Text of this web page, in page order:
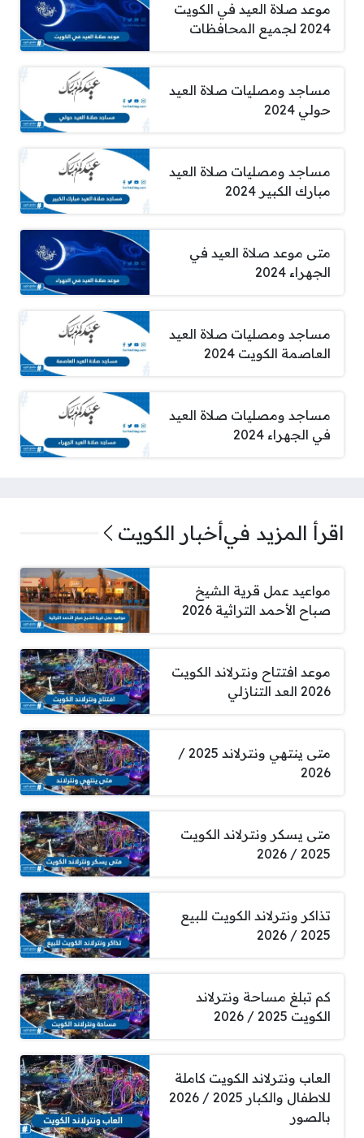
موعد صلاة العيد في الكويت
2024 لجميع المحافظات
مساجد ومصليات صلاة العيد
حولي 2024
مساجد ومصليات صلاة العيد
مبارك الكبير 2024
متى موعد صلاة العيد في
الجهراء 2024
مساجد ومصليات صلاة العيد
العاصمة الكويت 2024
مساجد ومصليات صلاة العيد
في الجهراء 2024
اقرأ المزيد فيأخبار الكويت
مواعيد عمل قرية الشيخ
صباح الأحمد التراثية 2026
موعد افتتاح ونترلاند الكويت
2026 العد التنازلي
متى ينتهي ونترلاند 2025 /
2026
متى يسكر ونترلاند الكويت
2025 / 2026
تذاكر ونترلاند الكويت للبيع
2025 / 2026
كم تبلغ مساحة ونترلاند
الكويت 2025 / 2026
العاب ونترلاند الكويت كاملة
للاطفال والكبار 2025 / 2026
بالصور